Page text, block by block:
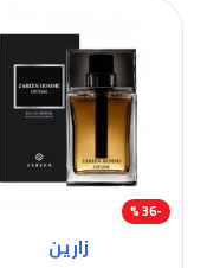
-36 %
زارين